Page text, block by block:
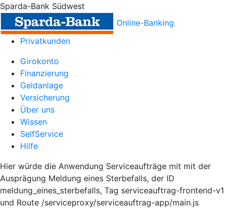
Sparda-Bank Südwest
Online-Banking
Privatkunden
Girokonto
Finanzierung
Geldanlage
Versicherung
Über uns
Wissen
SelfService
Hilfe
Hier würde die Anwendung Serviceaufträge mit mit der
Ausprägung Meldung eines Sterbefalls, der ID
meldung_eines_sterbefalls, Tag serviceauftrag-frontend-v1
und Route /serviceproxy/serviceauftrag-app/main.js